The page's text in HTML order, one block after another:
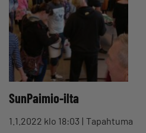
SunPaimio-ilta
1.1.2022 klo 18:03
Tapahtuma